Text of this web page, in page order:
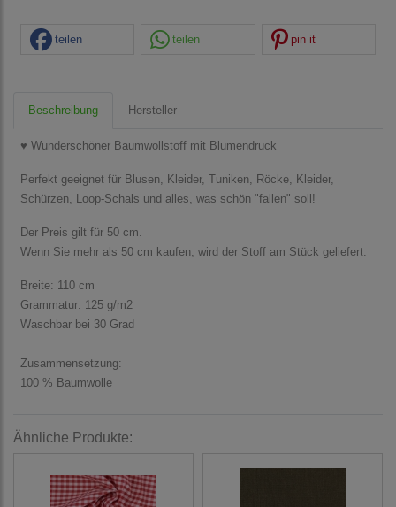
teilen teilen pin it
Beschreibung Hersteller
♥ Wunderschöner Baumwollstoff mit Blumendruck
Perfekt geeignet für Blusen, Kleider, Tuniken, Röcke, Kleider,
Schürzen, Loop-Schals und alles, was schön "fallen" soll!
Der Preis gilt für 50 cm.
Wenn Sie mehr als 50 cm kaufen, wird der Stoff am Stück geliefert.
Breite: 110 cm
Grammatur: 125 g/m2
Waschbar bei 30 Grad
Zusammensetzung:
100 % Baumwolle
Ähnliche Produkte: